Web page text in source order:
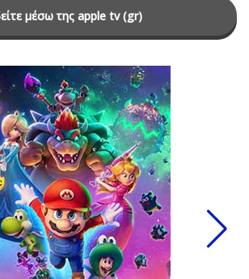
μέσω της apple tv (gr)